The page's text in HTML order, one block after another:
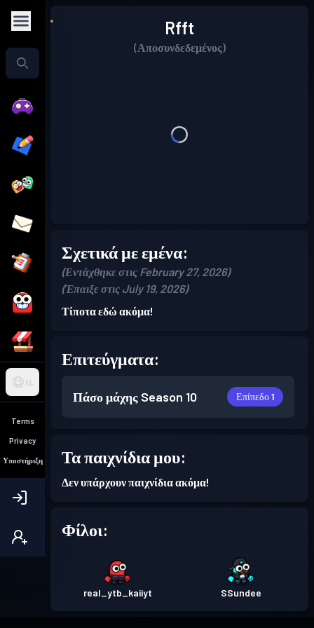
EL
Terms
Privacy
Υποστήριξη
Rfft
(Αποσυνδεδεμένος)
Σχετικά με εμένα:
(Εντάχθηκε στις February 27, 2026)
(Έπαιξε στις July 19, 2026)
Τίποτα εδώ ακόμα!
Επιτεύγματα:
Πάσο μάχης Season 10 Επίπεδο 1
Τα παιχνίδια μου:
Δεν υπάρχουν παιχνίδια ακόμα!
Φίλοι:
real_ytb_kaiiyt SSundee